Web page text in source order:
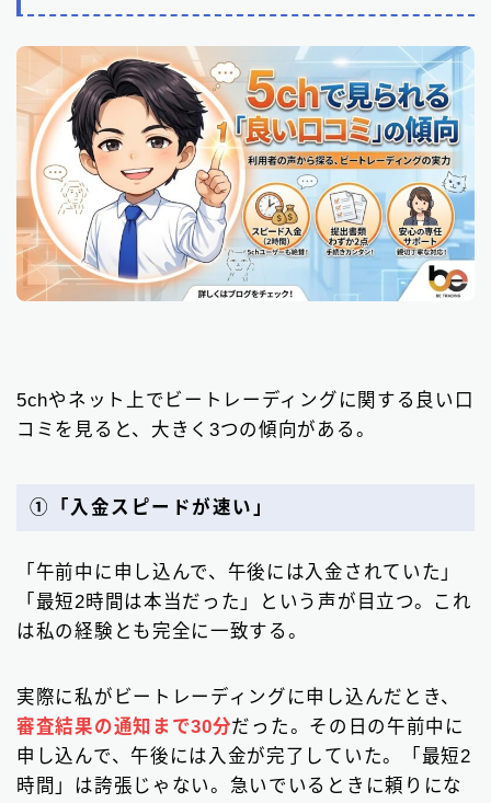
5chやネット上でビートレーディングに関する良い口
コミを見ると、大きく3つの傾向がある。
①「入金スピードが速い」
「午前中に申し込んで、午後には入金されていた」
「最短2時間は本当だった」という声が目立つ。これ
は私の経験とも完全に一致する。
実際に私がビートレーディングに申し込んだとき、
審査結果の通知まで30分だった。その日の午前中に
申し込んで、午後には入金が完了していた。「最短2
時間」は誇張じゃない。急いでいるときに頼りにな